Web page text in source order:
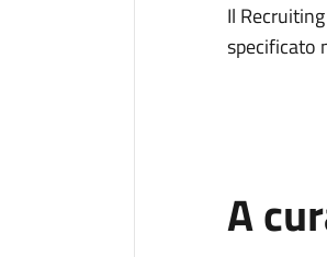
Il
specificato
A